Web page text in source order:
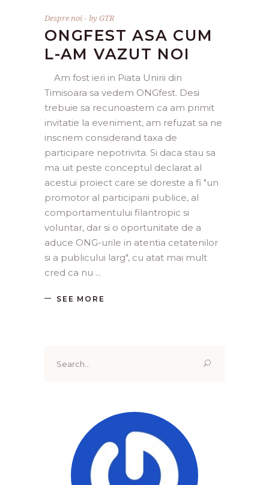
Despre noi byGTR
ONGFEST ASA CUM
L-AM VAZUT NOI
Am fost ieri in Piata Unirii din
Timisoara sa vedem ONGfest. Desi
trebuie sa recunoastem ca am primit
invitatie la eveniment, am refuzat sa ne
inscriem considerand taxa de
participare nepotrivita. Si daca stau sa
ma uit peste conceptul declarat al
acestui proiect care se doreste a fi "un
promotor al participarii publice, al
comportamentului filantropic si
voluntar, dar si o oportunitate de a
aduce ONG-urile in atentia cetatenilor
si a publicului larg", cu atat mai mult
cred ca nu
SEE MORE
for: